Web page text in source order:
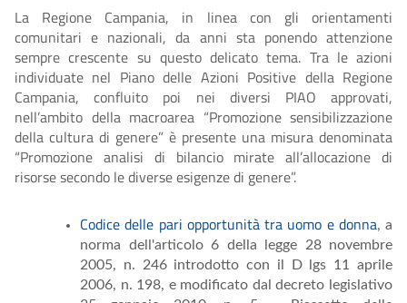
La Regione Campania, in linea con gli orientamenti
comunitari e nazionali, da anni sta ponendo attenzione
sempre crescente su questo delicato tema. Tra le azioni
individuate nel Piano delle Azioni Positive della Regione
Campania, confluito poi nei diversi PIAO approvati,
nell’ambito della macroarea “Promozione sensibilizzazione
della cultura di genere” è presente una misura denominata
“Promozione analisi di bilancio mirate all’allocazione di
risorse secondo le diverse esigenze di genere”.
Codice delle pari opportunità tra uomo e donna, a
norma dell'articolo 6 della legge 28 novembre
2005, n. 246 introdotto con il D lgs 11 aprile
2006, n. 198, e modificato dal decreto legislativo